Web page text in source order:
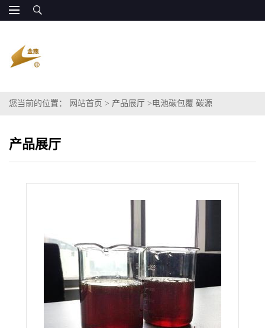
您当前的位置： 网站首页 > 产品展厅 >电池碳包覆 碳源
产品展厅